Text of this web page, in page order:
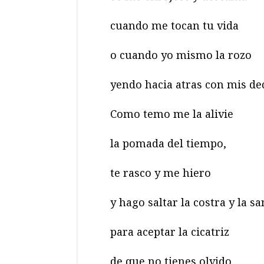
cuando me tocan tu vida
o cuando yo mismo la rozo
yendo hacia atras con mis
Como temo me la alivie
la pomada del tiempo,
te rasco y me hiero
y hago saltar la costra y la
para aceptar la cicatriz
de que no tienes olvido.